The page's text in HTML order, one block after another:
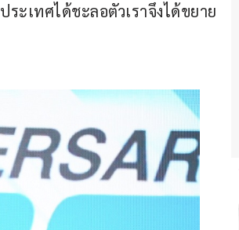
ะเทศได้ชะลอตัวเราจึงได้ขยาย